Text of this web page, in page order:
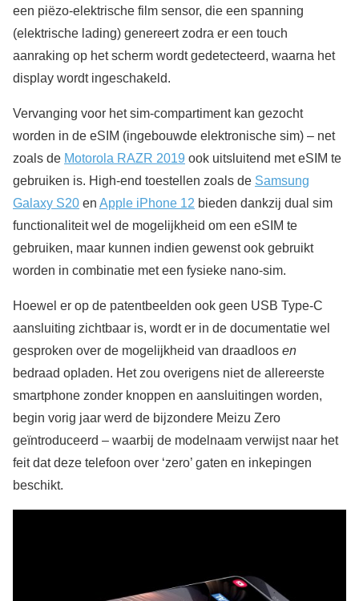
een piëzo-elektrische film sensor, die een spanning
(elektrische lading) genereert zodra er een touch
aanraking op het scherm wordt gedetecteerd, waarna het
display wordt ingeschakeld.
Vervanging voor het sim-compartiment kan gezocht
worden in de eSIM (ingebouwde elektronische sim) – net
zoals de Motorola RAZR 2019 ook uitsluitend met eSIM te
gebruiken is. High-end toestellen zoals de Samsung
Galaxy S20 en Apple iPhone 12 bieden dankzij dual sim
functionaliteit wel de mogelijkheid om een eSIM te
gebruiken, maar kunnen indien gewenst ook gebruikt
worden in combinatie met een fysieke nano-sim.
Hoewel er op de patentbeelden ook geen USB Type-C
aansluiting zichtbaar is, wordt er in de documentatie wel
gesproken over de mogelijkheid van draadloos en
bedraad opladen. Het zou overigens niet de allereerste
smartphone zonder knoppen en aansluitingen worden,
begin vorig jaar werd de bijzondere Meizu Zero
geïntroduceerd – waarbij de modelnaam verwijst naar het
feit dat deze telefoon over ‘zero’ gaten en inkepingen
beschikt.